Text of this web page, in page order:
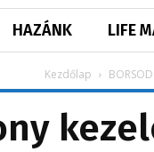
HAZÁNK LIFE
Kezdőlap BORSOD